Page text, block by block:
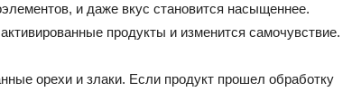
и даже вкус становится насыщеннее.
продукты и изменится самочувствие.
орехи и злаки. Если продукт прошел обработку